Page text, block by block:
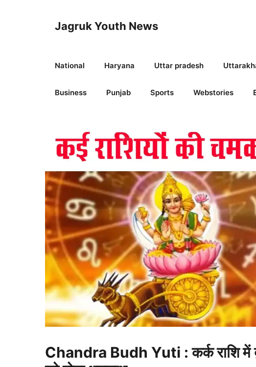
Jagruk Youth News
National Haryana Uttar pradesh
Business Punjab Sports Webstories
Chandra Budh Yuti : कर्क राशि में